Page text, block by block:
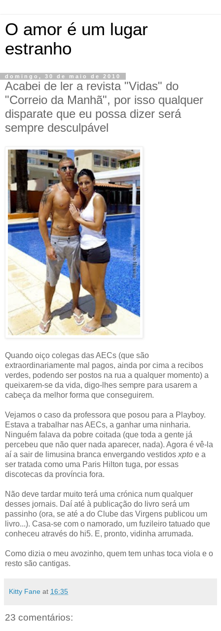
O amor é um lugar
estranho
domingo, 30 de maio de 2010
Acabei de ler a revista "Vidas" do
"Correio da Manhã", por isso qualquer
disparate que eu possa dizer será
sempre desculpável
Quando oiço colegas das AECs (que são
extraordinariamente mal pagos, ainda por cima a recibos
verdes, podendo ser postos na rua a qualquer momento) a
queixarem-se da vida, digo-lhes sempre para usarem a
cabeça da melhor forma que conseguirem.
Vejamos o caso da professora que posou para a Playboy.
Estava a trabalhar nas AECs, a ganhar uma ninharia.
Ninguém falava da pobre coitada (que toda a gente já
percebeu que não quer nada aparecer, nada). Agora é vê-la
aí a sair de limusina branca envergando vestidos xpto e a
ser tratada como uma Paris Hilton tuga, por essas
discotecas da província fora.
Não deve tardar muito terá uma crónica num qualquer
desses jornais. Daí até à publicação do livro será um
passinho (ora, se até a do Clube das Virgens publicou um
livro...). Casa-se com o namorado, um fuzileiro tatuado que
conheceu através do hi5. E, pronto, vidinha arrumada.
Como dizia o meu avozinho, quem tem unhas toca viola e o
resto são cantigas.
Kitty Fane at 16:35
23 comentários: